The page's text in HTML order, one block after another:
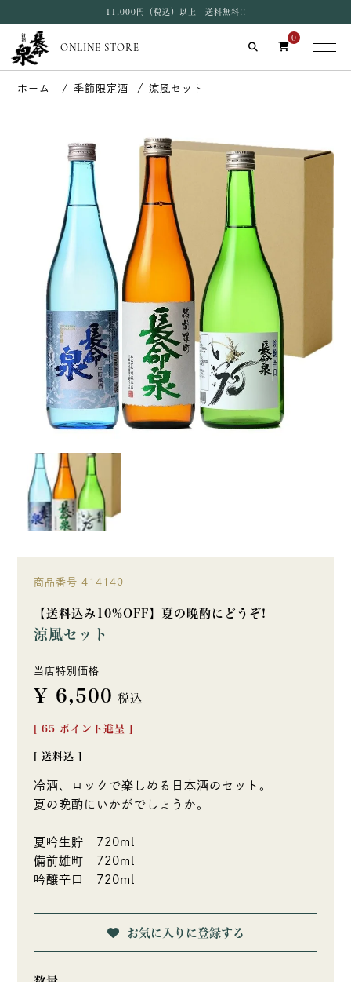
11,000円（税込）以上 送料無料!!
ONLINE STORE
0
季節限定酒 涼風セット
商品番号 414140
【送料込み10%OFF】夏の晩酌にどうぞ!
涼風セット
当店特別価格
¥ 6,500 税込
65 ポイント進呈 ]
送料込
冷酒、ロックで楽しめる日本酒のセット。
夏の晩酌にいかがでしょうか。
夏吟生貯 720ml
備前雄町 720ml
吟醸辛口 720ml
お気に入りに登録する